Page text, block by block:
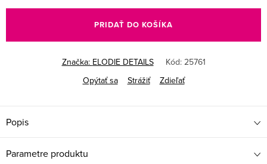
PRIDAŤ DO KOŠÍKA
Značka: ELODIE DETAILS Kód: 25761
Opýtať sa
Strážiť Zdieľať
Popis
Parametre produktu